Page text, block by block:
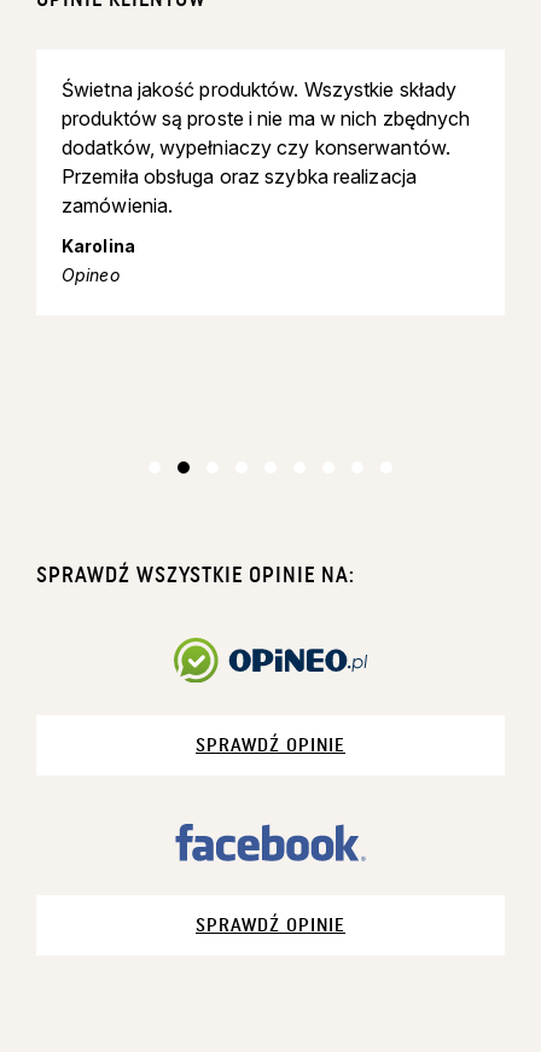
Świetna jakość produktów. Wszystkie składy
produktów są proste i nie ma w nich zbędnych
dodatków, wypełniaczy czy konserwantów.
Przemiła obsługa oraz szybka realizacja
zamówienia.
Karolina
Opineo
SPRAWDŹ WSZYSTKIE OPINIE NA:
SPRAWDŹ OPINIE
SPRAWDŹ OPINIE